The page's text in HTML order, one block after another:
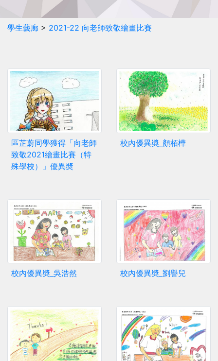
學生藝廊 > 2021-22 向老師致敬繪畫比賽
區芷蔚同學獲得「向老師
致敬2021繪畫比賽（特
殊學校）」優異奬
校內優異奬_顏栢樺
校內優異奬_吳浩然 校內優異奬_劉譽兒